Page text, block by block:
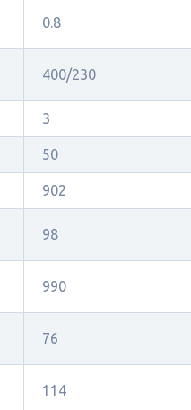
0.8
400/230
3
50
902
98
990
76
114